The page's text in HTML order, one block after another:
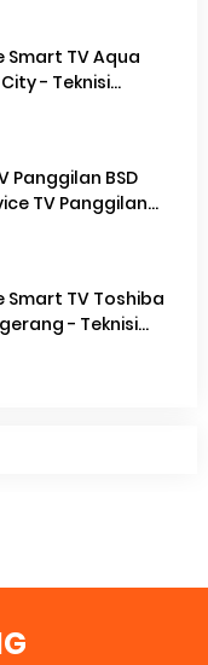
Smart TV Aqua
- Teknisi
Aqua Terdekat
Panggilan BSD
TV Panggilan
| Jasa Service Tv
Smart TV Toshiba
- Teknisi
Toshiba